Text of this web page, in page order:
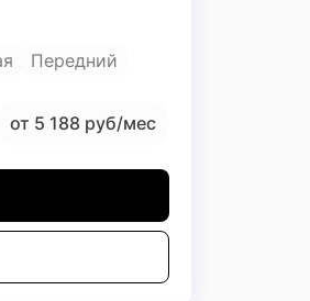
Передний
от 5 188 руб/мес